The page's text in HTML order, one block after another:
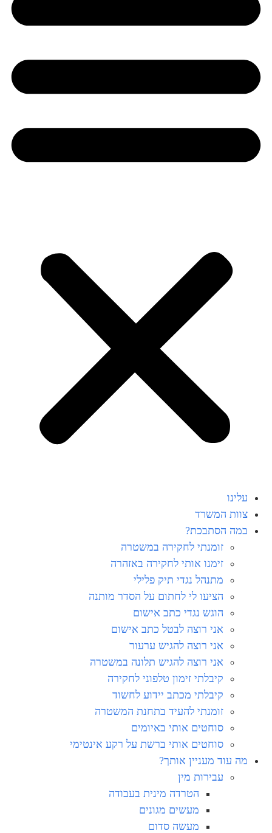
עלינו
צוות המשרד
במה הסתבכת?
זומנתי לחקירה במשטרה
זימנו אותי לחקירה באזהרה
מתנהל נגדי תיק פלילי
הציעו לי לחתום על הסדר מותנה
הוגש נגדי כתב אישום
אני רוצה לבטל כתב אישום
אני רוצה להגיש ערעור
אני רוצה להגיש תלונה במשטרה
קיבלתי זימון טלפוני לחקירה
קיבלתי מכתב יידוע לחשוד
זומנתי להעיד בתחנת המשטרה
סוחטים אותי באיומים
סוחטים אותי ברשת על רקע אינטימי
מה עוד מעניין אותך?
עבירות מין
הטרדה מינית בעבודה
מעשים מגונים
מעשה סדום